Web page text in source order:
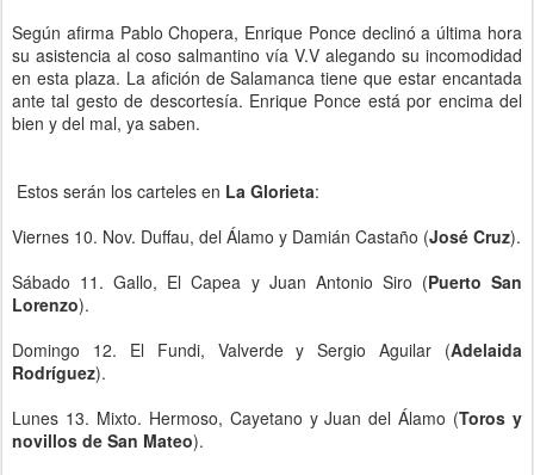
Según afirma Pablo Chopera, Enrique Ponce declinó a última hora
su asistencia al coso salmantino vía V.V alegando su incomodidad
en esta plaza. La afición de Salamanca tiene que estar encantada
ante tal gesto de descortesía. Enrique Ponce está por encima del
bien y del mal, ya saben.
Estos serán los carteles en La Glorieta:
Viernes 10. Nov. Duffau, del Álamo y Damián Castaño (José Cruz).
Sábado 11. Gallo, El Capea y Juan Antonio Siro (Puerto San
Lorenzo).
Domingo 12. El Fundi, Valverde y Sergio Aguilar (Adelaida
Rodríguez).
Lunes 13. Mixto. Hermoso, Cayetano y Juan del Álamo (Toros y
novillos de San Mateo).